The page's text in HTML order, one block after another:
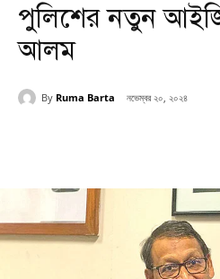
পুলিশের নতুন
আলম
By Ruma Barta নভেম্বর ২০, ২০২৪